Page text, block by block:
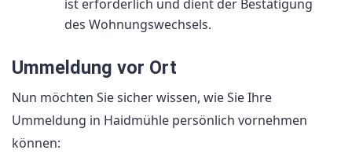
ist erforderlich und dient der Bestätigung
des Wohnungswechsels.
Ummeldung vor Ort
Nun möchten Sie sicher wissen, wie Sie Ihre
Ummeldung in Haidmühle persönlich vornehmen
können: